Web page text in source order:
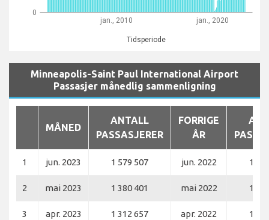
jan., 2010 jan., 2020
Tidsperiode
0
Minneapolis-Saint Paul International Airport
Passasjer månedlig sammenligning
MÅNED
ANTALL
PASSASJERER
FORRIGE
ÅR
1 jun. 2023 1 579 507 jun. 2022 1
2 mai 2023 1 380 401 mai 2022 1
3 apr. 2023 1 312 657 apr. 2022 1